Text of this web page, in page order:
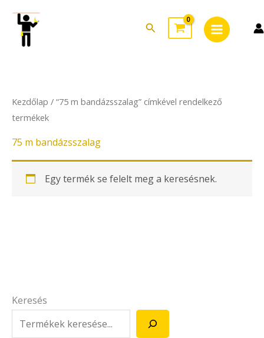
content
Search
Menu
Keresés
Kezdőlap / “75 m bandázsszalag” címkével rendelkező
termékek
75 m bandázsszalag
Egy termék se felelt meg a keresésnek.